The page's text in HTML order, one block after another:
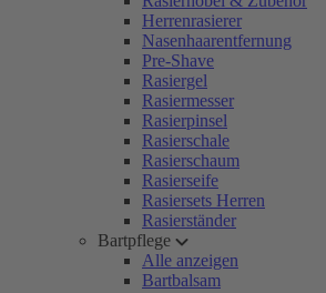
Herrenrasierer
Nasenhaarentfernung
Pre-Shave
Rasiergel
Rasiermesser
Rasierpinsel
Rasierschale
Rasierschaum
Rasierseife
Rasiersets Herren
Rasierständer
Bartpflege
Alle anzeigen
Bartbalsam